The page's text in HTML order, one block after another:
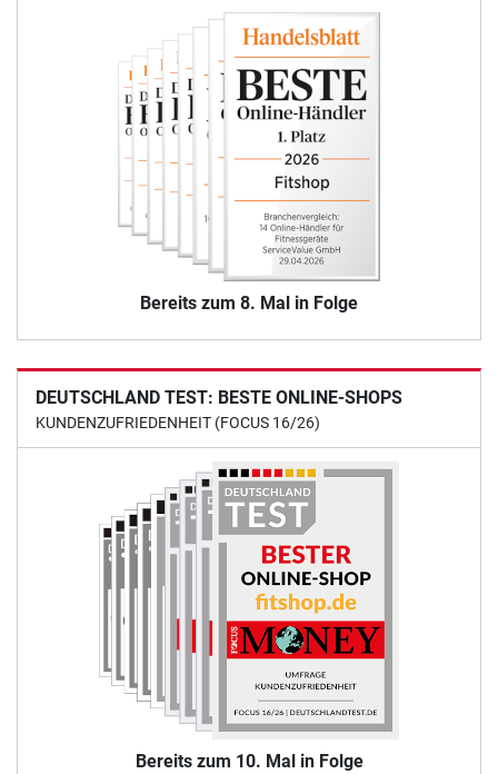
Bereits zum 8. Mal in Folge
DEUTSCHLAND TEST: BESTE ONLINE-SHOPS
KUNDENZUFRIEDENHEIT (FOCUS 16/26)
Bereits zum 10. Mal in Folge